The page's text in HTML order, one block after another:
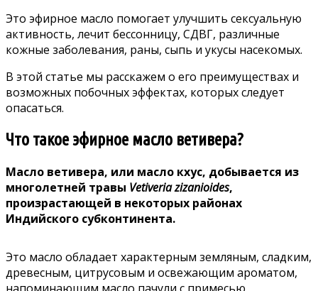
Это эфирное масло помогает улучшить сексуальную
активность, лечит бессонницу, СДВГ, различные
кожные заболевания, раны, сыпь и укусы насекомых.
В этой статье мы расскажем о его преимуществах и
возможных побочных эффектах, которых следует
опасаться.
Что такое эфирное масло ветивера?
Масло ветивера, или масло кхус, добывается из
многолетней травы Vetiveria zizanioides,
произрастающей в некоторых районах
Индийского субконтинента.
Это масло обладает характерным земляным, сладким,
древесным, цитрусовым и освежающим ароматом,